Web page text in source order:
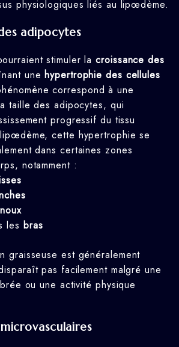
physiologiques liés au lipœdème.
adipocytes
stimuler lacroissance des
une hypertrophie des cellules
correspond à une
taille des adipocytes, qui
progressif du tissu
cette hypertrophie se
dans certaines zones
notamment :
les bras
graisseuse est généralement
pas facilement malgré une
ou une activité physique